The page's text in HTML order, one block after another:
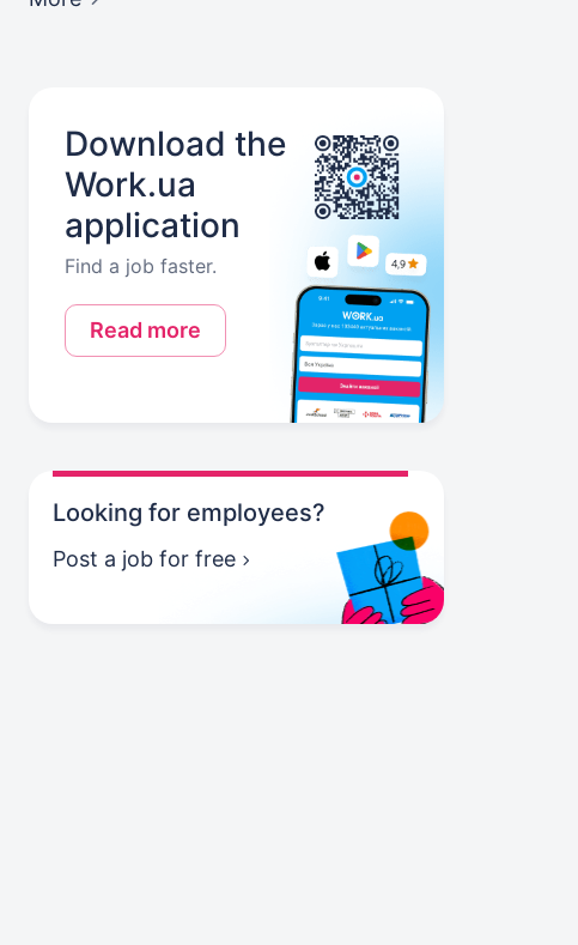
Download the
Work.ua
application
Find a job faster.
Read more
Looking for employees?
Post a job for free